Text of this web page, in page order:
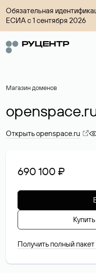
Обязательная
ЕСИА с 1 сентября 2026
Магазин доменов
Открыть openspace.ru
690 100 ₽
Получить полный